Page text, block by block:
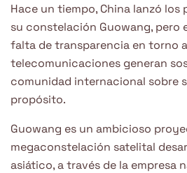
Hace un tiempo, China lanzó los
su constelación Guowang, pero
falta de transparencia en torno
telecomunicaciones generan
comunidad internacional sobre
propósito.
Guowang es un ambicioso
megaconstelación satelital
asiático, a través de la empresa